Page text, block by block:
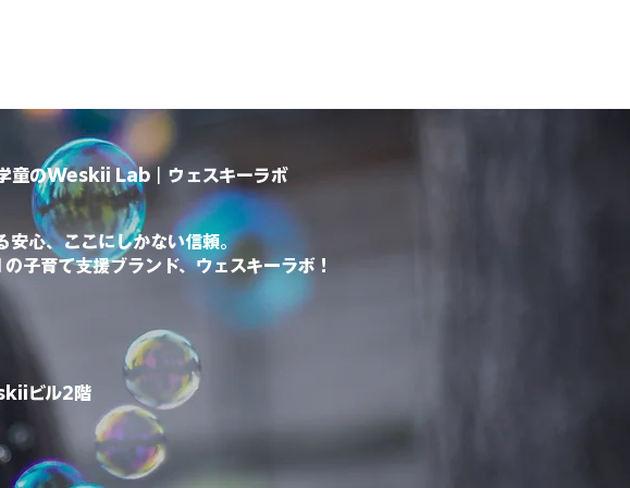
童のWeskii Lab｜ウェスキーラボ
安心、ここにしかない信頼。
子育て支援ブランド、ウェスキーラボ！
ビル2階